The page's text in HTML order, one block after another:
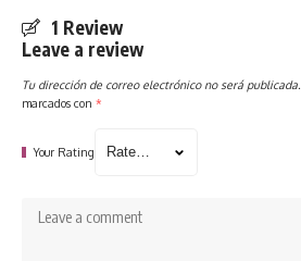
1 Review
Leave a review
Tu dirección de correo electrónico no será publicada.
marcados con *
Your Rating